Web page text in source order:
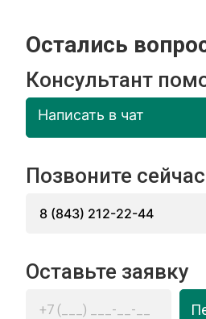
Остались
Консультант
Написать в чат
Позвоните сейчас
8 (843) 212-22-44
Оставьте заявку